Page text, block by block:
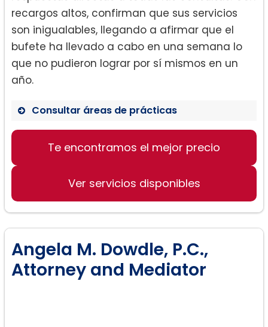
recargos altos, confirman que sus servicios
son inigualables, llegando a afirmar que el
bufete ha llevado a cabo en una semana lo
que no pudieron lograr por sí mismos en un
año.
Consultar áreas de prácticas
Derecho matrimonial
Derecho de familia
Te encontramos el mejor precio
Ver servicios disponibles
Angela M. Dowdle, P.C.,
Attorney and Mediator